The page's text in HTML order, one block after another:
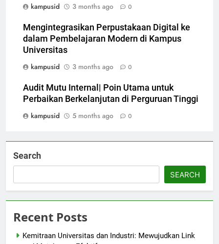
kampusid
3 months ago 0
Mengintegrasikan Perpustakaan Digital ke
dalam Pembelajaran Modern di Kampus
Universitas
kampusid
3 months ago 0
Audit Mutu Internal| Poin Utama untuk
Perbaikan Berkelanjutan di Perguruan Tinggi
kampusid
5 months ago 0
Search
SEARCH
Recent Posts
Kemitraan Universitas dan Industri: Mewujudkan Link